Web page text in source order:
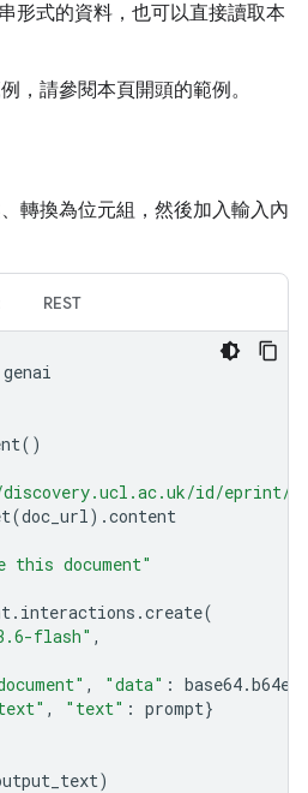
形式的資料，也可以直接讀取本
，請參閱本頁開頭的範例。
轉換為位元組，然後加入輸入內
REST
genai
()
id/eprint/
(doc_url) .content
this document"
. interactions .create(
flash" ,
, "data" : base64.
, "text" : prompt}
)